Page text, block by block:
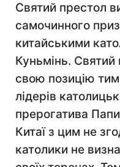
Святий престол
самочинного
китайськими
Куньмінь.
свою позицію
лідерів
прерогатива
Китаї з цим не
католики не